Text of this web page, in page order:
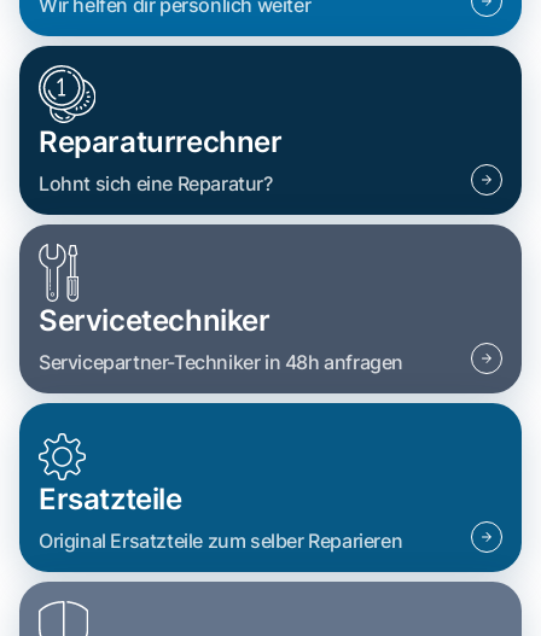
Wir helfen dir persönlich weiter
Reparaturrechner
Lohnt sich eine Reparatur?
Servicetechniker
Servicepartner-Techniker in 48h anfragen
Ersatzteile
Original Ersatzteile zum selber Reparieren